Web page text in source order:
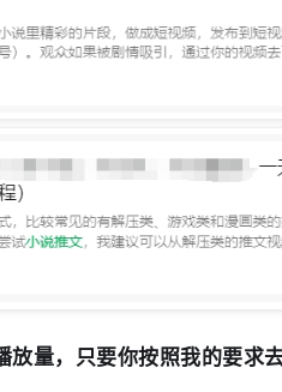
放量，只要你按照我的要求